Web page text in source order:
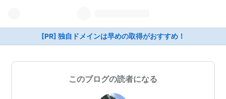
[PR] 独自ドメインは早めの取得がおすすめ！
このブログの読者になる